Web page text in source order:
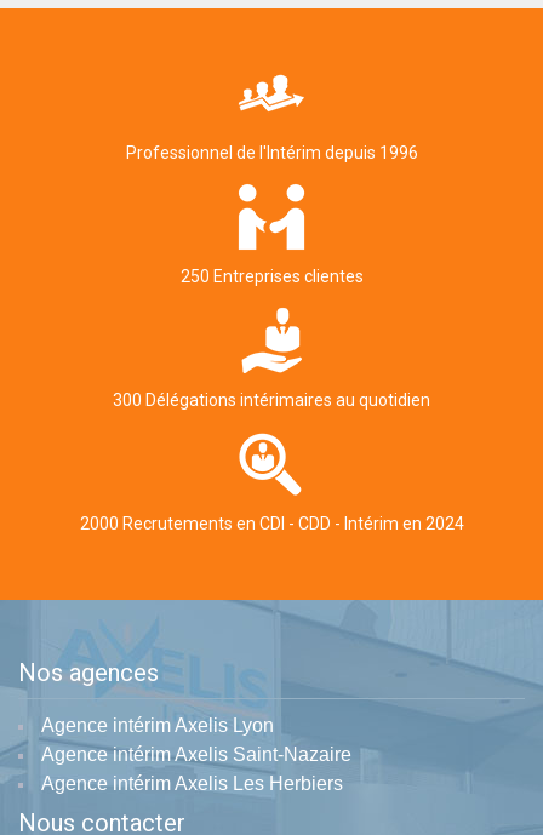
Professionnel de l'Intérim depuis 1996
250 Entreprises clientes
300 Délégations intérimaires au quotidien
2000 Recrutements en CDI - CDD - Intérim en 2024
Nos agences
Agence intérim Axelis Lyon
Agence intérim Axelis Saint-Nazaire
Agence intérim Axelis Les Herbiers
Nous contacter